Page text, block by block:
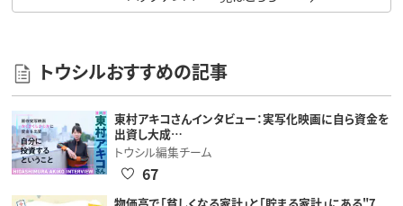
トウシルおすすめの記事
東村アキコさんインタビュー：実写化映画に自ら資金を
出資し大成…
トウシル編集チーム
67